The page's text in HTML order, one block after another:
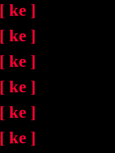
[ ke ]
[ ke ]
[ ke ]
[ ke ]
[ ke ]
[ ke ]